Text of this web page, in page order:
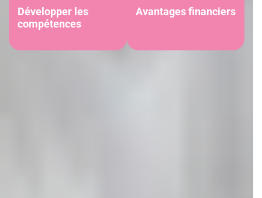
Développer les
compétences
Avantages financiers